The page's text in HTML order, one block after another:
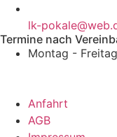
lk-
Termine nach
Montag -
Anfahrt
AGB